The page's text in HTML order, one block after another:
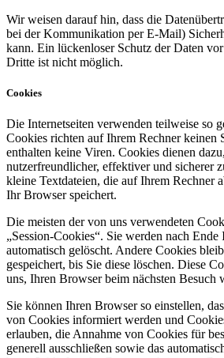
Wir weisen darauf hin, dass die
bei der Kommunikation per E-Mail)
kann. Ein lückenloser Schutz der Daten
Dritte ist nicht möglich.
Cookies
Die Internetseiten verwenden teilweise so
Cookies richten auf Ihrem Rechner keinen
enthalten keine Viren. Cookies dienen
nutzerfreundlicher, effektiver und sicherer
kleine Textdateien, die auf Ihrem Rechner
Ihr Browser speichert.
Die meisten der von uns verwendeten
„Session-Cookies“. Sie werden nach Ende
automatisch gelöscht. Andere Cookies
gespeichert, bis Sie diese löschen. Diese
uns, Ihren Browser beim nächsten Besuch
Sie können Ihren Browser so einstellen,
von Cookies informiert werden und
erlauben, die Annahme von Cookies für
generell ausschließen sowie das